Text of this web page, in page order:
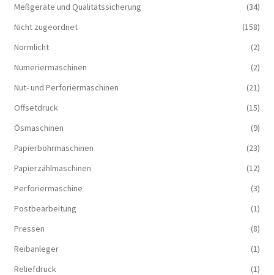
Meßgeräte und Qualitätssicherung
(34)
Nicht zugeordnet
(158)
Normlicht
(2)
Numeriermaschinen
(2)
Nut- und Perforiermaschinen
(21)
Offsetdruck
(15)
Ösmaschinen
(9)
Papierbohrmaschinen
(23)
Papierzählmaschinen
(12)
Perforiermaschine
(3)
Postbearbeitung
(1)
Pressen
(8)
Reibanleger
(1)
Reliefdruck
(1)